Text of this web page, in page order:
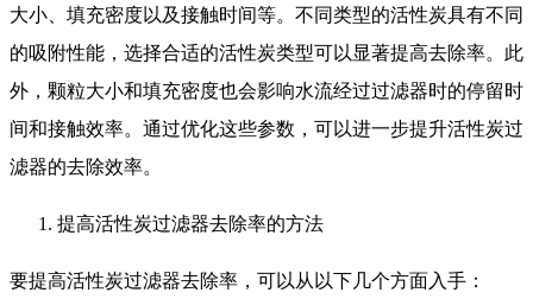
大小、填充密度以及接触时间等。不同类型的活性炭具有不同
的吸附性能，选择合适的活性炭类型可以显著提高去除率。此
外，颗粒大小和填充密度也会影响水流经过过滤器时的停留时
间和接触效率。通过优化这些参数，可以进一步提升活性炭过
滤器的去除效率。
提高活性炭过滤器去除率的方法
要提高活性炭过滤器去除率，可以从以下几个方面入手：